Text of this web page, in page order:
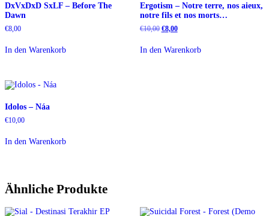
DxVxDxD SxLF – Before The
Dawn
€8,00
In den Warenkorb
Ergotism – Notre terre, nos aieux,
notre fils et nos morts…
€10,00 Ursprünglicher
war:
€10,00
€8,00Aktueller
€8,00.
In den Warenkorb
Idolos – Náa
€10,00
In den Warenkorb
Ähnliche Produkte